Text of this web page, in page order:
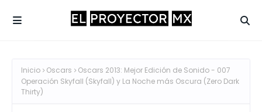
Inicio Oscars
Oscars 2013: Mejor Edición de Sonido - 007
Operación Skyfall (Skyfall) y La Noche más Oscura (Zero Dark
Thirty)